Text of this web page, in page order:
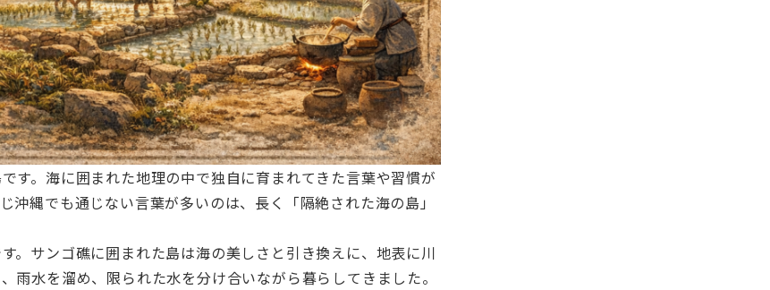
す。海に囲まれた地理の中で独自に育まれてきた言葉や習慣が
縄でも通じない言葉が多いのは、長く「隔絶された海の島」
。サンゴ礁に囲まれた島は海の美しさと引き換えに、地表に川
水を溜め、限られた水を分け合いながら暮らしてきました。